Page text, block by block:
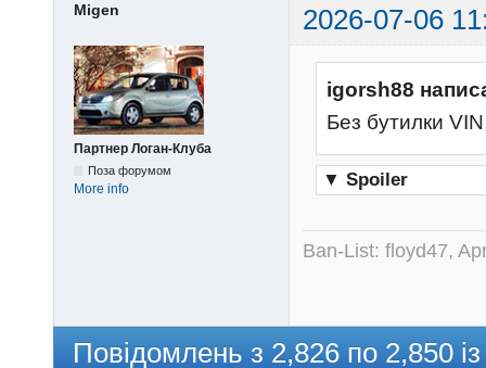
Migen 2026-07-06
Партнер Логан-Клуба
Поза форумом
More info
igorsh88
Без бутилки
▼ Spoiler
Ban-List: floyd47,
Повідомлень з 2,826 по 2,850